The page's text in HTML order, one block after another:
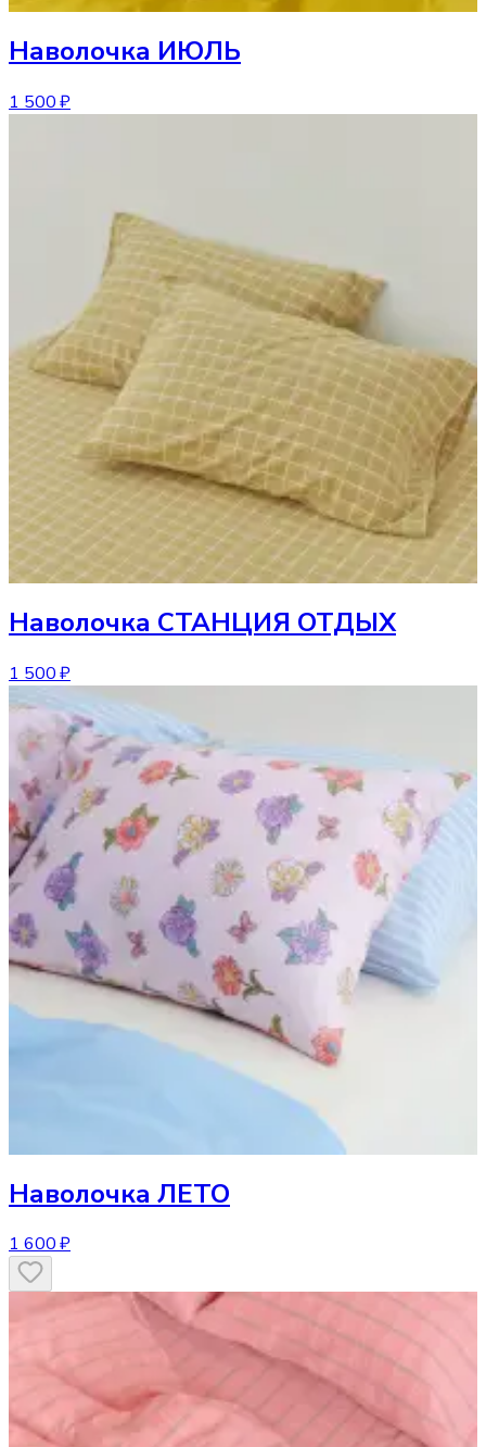
Наволочка ИЮЛЬ
1 500 ₽
Наволочка СТАНЦИЯ ОТДЫХ
1 500 ₽
Наволочка ЛЕТО
1 600 ₽